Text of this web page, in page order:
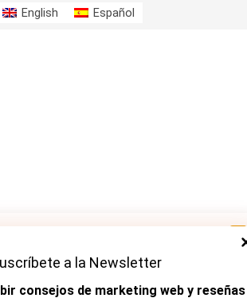
we use technologies like cookies to store
information. Consenting to these technologies will allow
as browsing behavior or unique IDs on this site. Not
a la Newsletter
consejos de marketing web y reseñas
English Español